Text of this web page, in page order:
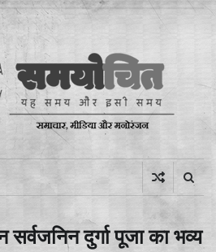
दुर्गा पूजा का भव्य